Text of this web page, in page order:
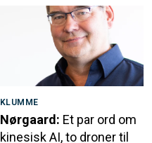
KLUMME
Nørgaard: Et par ord om
kinesisk AI, to droner til